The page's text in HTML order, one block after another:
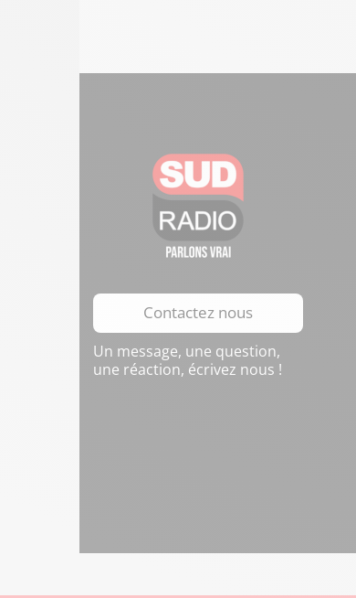
Contactez nous
Un message, une question,
une réaction, écrivez nous !